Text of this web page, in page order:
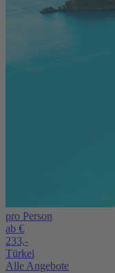
pro Person
ab €
233,-
Türkei
Alle Angebote